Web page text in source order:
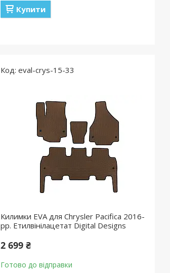
Купити
eval-crys-15-33
Килимки EVA для Chrysler Pacifica 2016-
рр. Етилвінілацетат Digital Designs
2 699 ₴
Готово до відправки